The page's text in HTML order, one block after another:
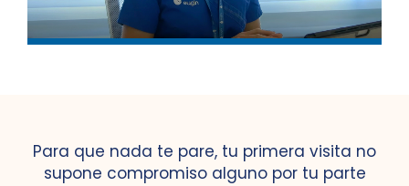
Para que nada te pare, tu primera visita no
supone compromiso alguno por tu parte